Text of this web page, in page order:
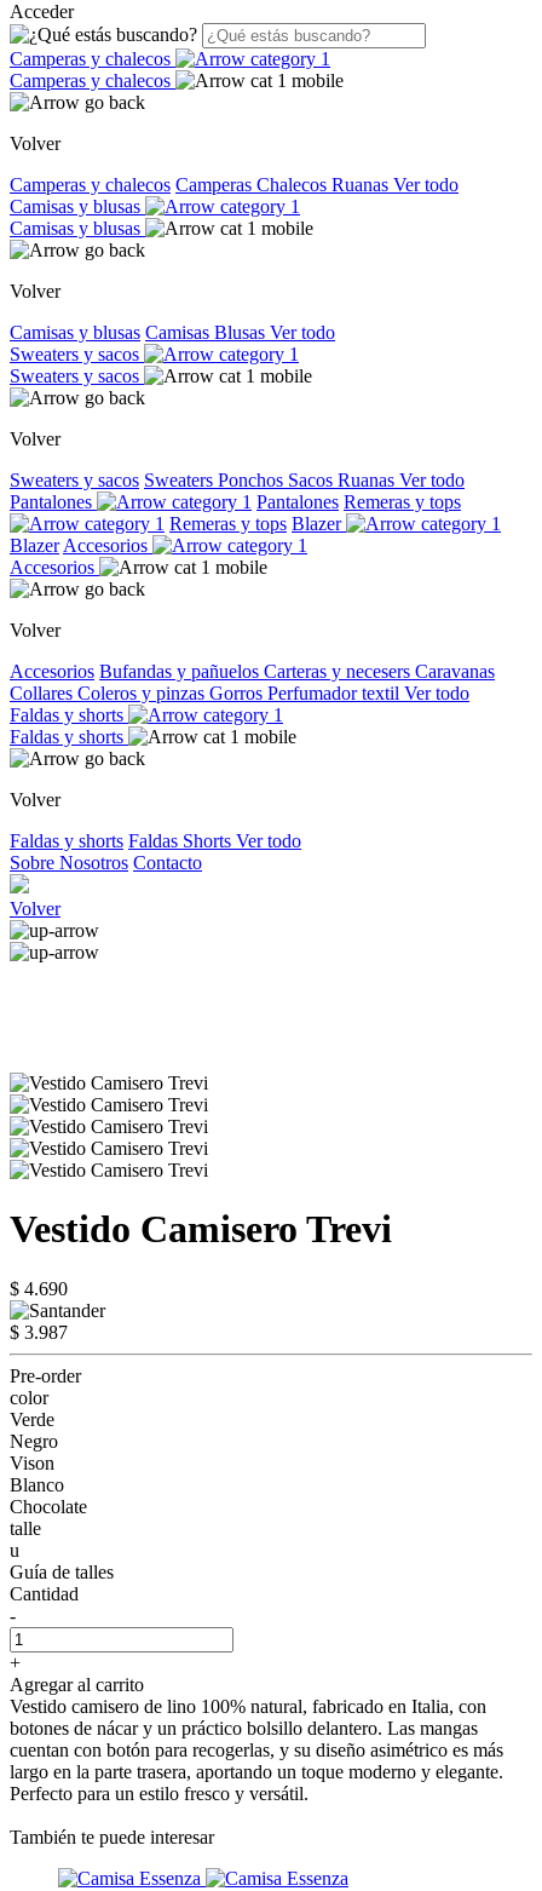
Acceder
Camperas y chalecos
Camperas y chalecos
Volver
Camperas y chalecos Camperas Chalecos Ruanas Ver todo
Camisas y blusas
Camisas y blusas
Volver
Camisas y blusas Camisas Blusas Ver todo
Sweaters y sacos
Sweaters y sacos
Volver
Sweaters y sacos Sweaters Ponchos Sacos Ruanas Ver todo
Pantalones
Pantalones Remeras y tops
Remeras y tops Blazer
Blazer Accesorios
Accesorios
Volver
Accesorios Bufandas y pañuelos Carteras y necesers Caravanas
Collares Coleros y pinzas Gorros Perfumador textil Ver todo
Faldas y shorts
Faldas y shorts
Volver
Faldas y shorts Faldas Shorts Ver todo
Sobre Nosotros Contacto
Volver
Vestido Camisero Trevi
$ 4.690
$ 3.987
Pre-order
color
Verde
Negro
Vison
Blanco
Chocolate
talle
u
Guía de talles
Cantidad
-
+
Agregar al carrito
Vestido camisero de lino 100% natural, fabricado en Italia, con
botones de nácar y un práctico bolsillo delantero. Las mangas
cuentan con botón para recogerlas, y su diseño asimétrico es más
largo en la parte trasera, aportando un toque moderno y elegante.
Perfecto para un estilo fresco y versátil.
También te puede interesar